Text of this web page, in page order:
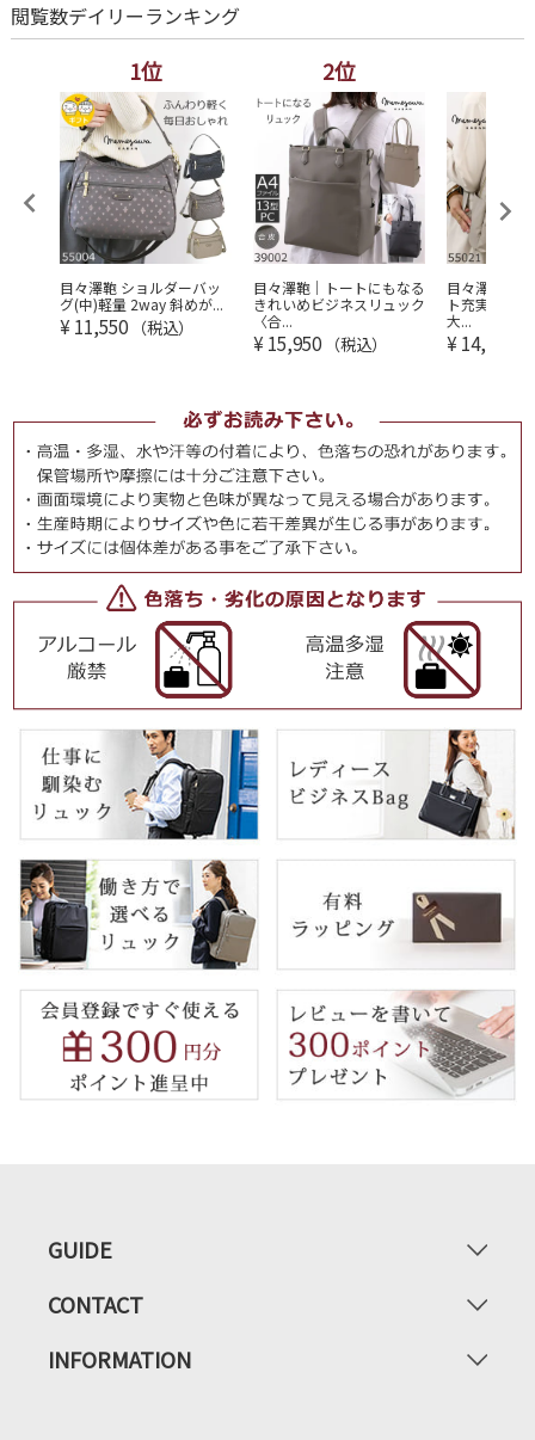
閲覧数デイリーランキング
1位
目々澤鞄 ショルダーバッ
グ(中)軽量 2way 斜めが...
¥ 11,550 （税込）
2位
目々澤鞄｜トートにもなる
きれいめビジネスリュック
〈合...
¥ 15,950 （税込）
目々澤鞄 リ
ト充実 軽量
大...
¥ 14,300
GUIDE
CONTACT
INFORMATION